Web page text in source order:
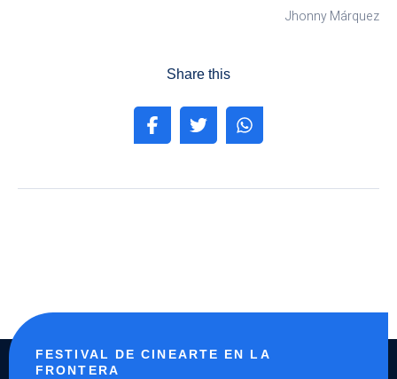
Jhonny Márquez
Share this
FESTIVAL DE CINEARTE EN LA
FRONTERA